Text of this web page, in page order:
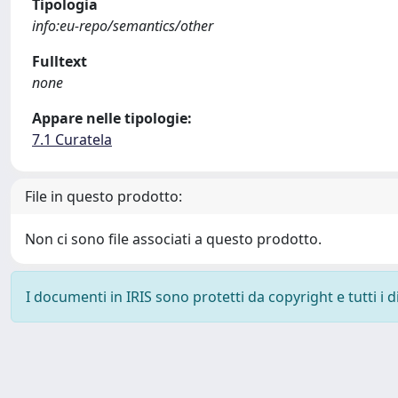
Tipologia
info:eu-repo/semantics/other
Fulltext
none
Appare nelle tipologie:
7.1 Curatela
File in questo prodotto:
Non ci sono file associati a questo prodotto.
I documenti in IRIS sono protetti da copyright e tutti i